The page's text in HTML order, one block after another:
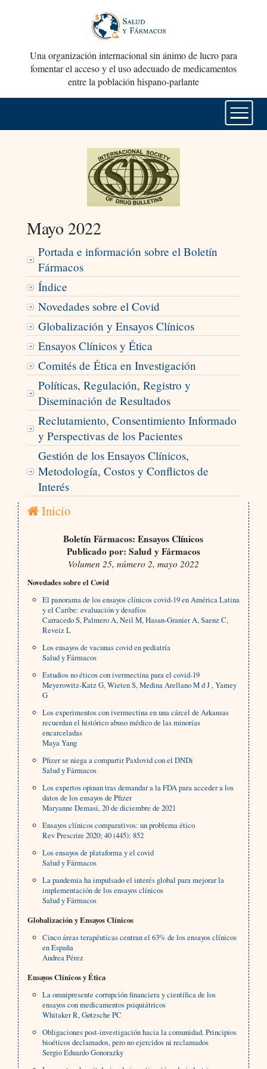
Una organización internacional sin ánimo de lucro para
fomentar el acceso y el uso adecuado de medicamentos
entre la población hispano-parlante
Mayo 2022
Portada e información sobre el Boletín
Fármacos
Índice
Novedades sobre el Covid
Globalización y Ensayos Clínicos
Ensayos Clínicos y Ética
Comités de Ética en Investigación
Políticas, Regulación, Registro y
Diseminación de Resultados
Reclutamiento, Consentimiento Informado
y Perspectivas de los Pacientes
Gestión de los Ensayos Clínicos,
Metodología, Costos y Conflictos de
Interés
Inicio
Boletín Fármacos: Ensayos Clínicos
Publicado por: Salud y Fármacos
Volumen 25, número 2, mayo 2022
Novedades sobre el Covid
El panorama de los ensayos clínicos covid-19 en América Latina
y el Caribe: evaluación y desafíos
Carracedo S, Palmero A, Neil M, Hasan-Granier A, Saenz C,
Reveiz L
Los ensayos de vacunas covid en pediatría
Salud y Fármacos
Estudios no éticos con ivermectina para el covid-19
Meyerowitz-Katz G, Wieten S, Medina Arellano M d J , Yamey
G
Los experimentos con ivermectina en una cárcel de Arkansas
recuerdan el histórico abuso médico de las minorías
encarceladas
Maya Yang
Pfizer se niega a compartir Paxlovid con el DNDi
Salud y Fármacos
Los expertos opinan tras demandar a la FDA para acceder a los
datos de los ensayos de Pfizer
Maryanne Demasi, 20 de diciembre de 2021
Ensayos clínicos comparativos: un problema ético
Rev Prescrire 2020; 40 (445): 852
Los ensayos de plataforma y el covid
Salud y Fármacos
La pandemia ha impulsado el interés global para mejorar la
implementación de los ensayos clínicos
Salud y Fármacos
Globalización y Ensayos Clínicos
Cinco áreas terapéuticas centran el 63% de los ensayos clínicos
en España
Andrea Pérez
Ensayos Clínicos y Ética
La omnipresente corrupción financiera y científica de los
ensayos con medicamentos psiquiátricos
Whitaker R, Gøtzsche PC
Obligaciones post-investigación hacia la comunidad. Principios
bioéticos declamados, pero no ejercidos ni reclamados
Sergio Eduardo Gonorazky